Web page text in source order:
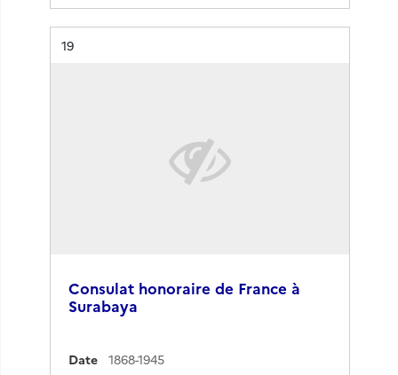
Résultat n°
19
Consulat honoraire de France à
Surabaya
Date
1868-1945